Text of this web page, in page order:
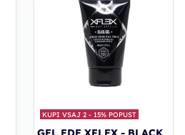
KUPI VSAJ 2 - 15% POPUST